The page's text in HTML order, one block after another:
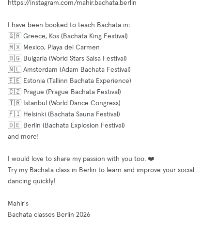
https://instagram.com/mahir.bachata.berlin
I have been booked to teach Bachata in:
🇬🇷 Greece, Kos (Bachata King Festival)
🇲🇽 Mexico, Playa del Carmen
🇧🇬 Bulgaria (World Stars Salsa Festival)
🇳🇱 Amsterdam (Adam Bachata Festival)
🇪🇪 Estonia (Tallinn Bachata Experience)
🇨🇿 Prague (Prague Bachata Festival)
🇹🇷 Istanbul (World Dance Congress)
🇫🇮 Helsinki (Bachata Sauna Festival)
🇩🇪 Berlin (Bachata Explosion Festival)
and more!
I would love to share my passion with you too. ❤️
Try my Bachata class in Berlin to learn and improve your social
dancing quickly!
Mahir's
Bachata classes Berlin 2026